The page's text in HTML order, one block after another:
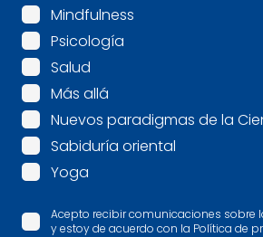
Mindfulness
Psicología
Salud
Más allá
Nuevos paradigmas de la
Sabiduría oriental
Yoga
Acepto recibir comunicaciones sobre
y estoy de acuerdo con la Política de